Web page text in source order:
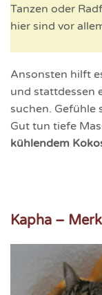
Tanzen oder
hier sind vor
Ansonsten hilft
und stattdessen
suchen. Gefühle
Gut tun tiefe
kühlendem
Kapha –